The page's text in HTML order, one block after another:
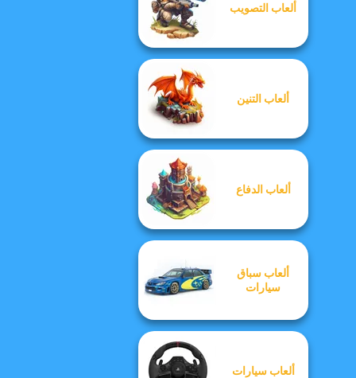
ألعاب التصويب
ألعاب التنين
ألعاب الدفاع
ألعاب سباق
سيارات
ألعاب سيارات